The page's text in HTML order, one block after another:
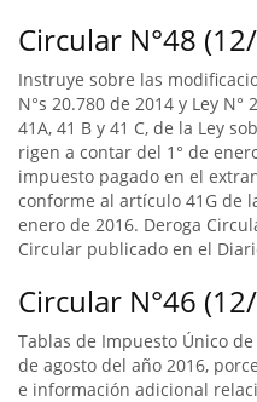
Circular N°48
Instruye sobre las
N°s 20.780 de 2014 y Ley
41A, 41 B y 41 C, de la Ley
rigen a contar del 1° de
impuesto pagado en el
conforme al artículo 41G de
enero de 2016. Deroga
Circular publicado en el
Circular N°46
Tablas de Impuesto Único
de agosto del año 2016,
e información adicional